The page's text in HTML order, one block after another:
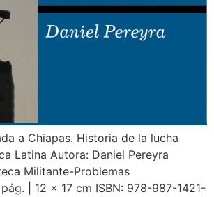
a Chiapas. Historia de la lucha
Latina Autora: Daniel Pereyra
Militante-Problemas
| 12 x 17 cm ISBN: 978-987-1421-